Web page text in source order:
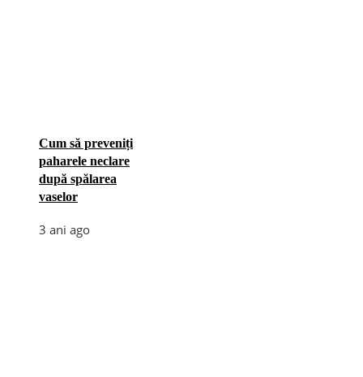
Cum să preveniți
paharele neclare
după spălarea
vaselor
3 ani ago